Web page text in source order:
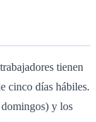
tienen
cinco días hábiles.
y los